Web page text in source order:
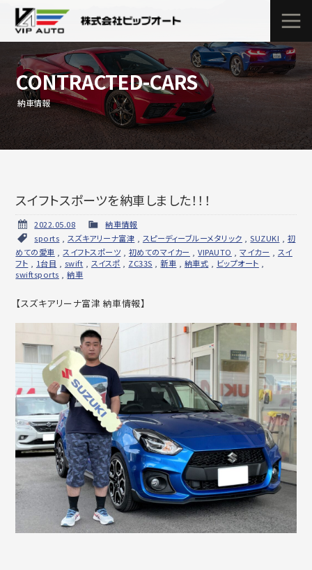
CONTRACTED-CARS
納車情報
スイフトスポーツを納車しました！！！
2022.05.08
納車情報
sports
スズキアリーナ富津 スピーディーブルーメタリック ,SUZUKI
初
めての愛車
スイフトスポーツ 初めてのマイカー ,VIPAUTO ,マイカー
スイ
フト
1台目 swift スイスポ ZC33S ,新車 納車式 ビップオート
swiftsports ,納車
【スズキアリーナ富津 納車情報】